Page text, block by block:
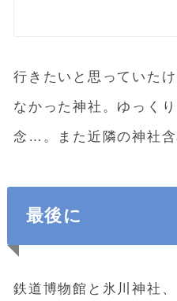
行きたいと思っていた
なかった神社。ゆっく
念…。また近隣の神社含
最後に
鉄道博物館と氷川神社